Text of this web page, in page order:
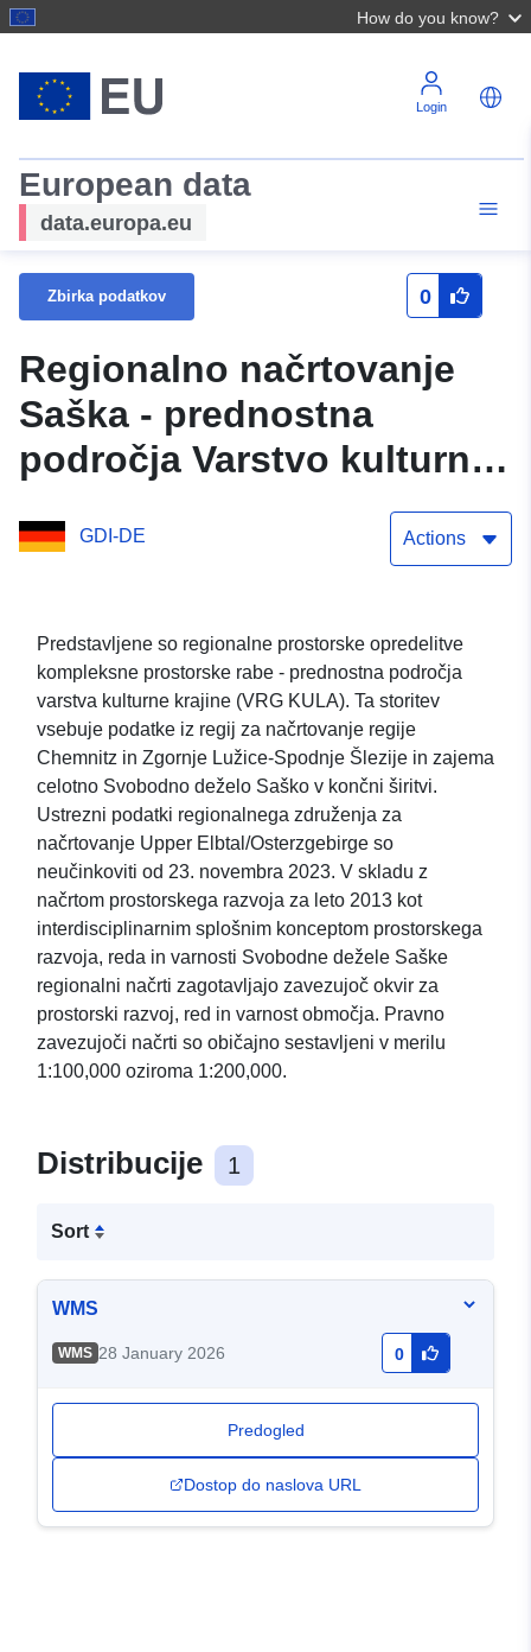
How do you know?
Login
European data
data.europa.eu
Zbirka podatkov 0
Regionalno načrtovanje
Saška - prednostna
področja Varstvo kulturne
GDI-DE Actions
Predstavljene so regionalne prostorske opredelitve
kompleksne prostorske rabe - prednostna področja
varstva kulturne krajine (VRG KULA). Ta storitev
vsebuje podatke iz regij za načrtovanje regije
Chemnitz in Zgornje Lužice-Spodnje Šlezije in zajema
celotno Svobodno deželo Saško v končni širitvi.
Ustrezni podatki regionalnega združenja za
načrtovanje Upper Elbtal/Osterzgebirge so
neučinkoviti od 23. novembra 2023. V skladu z
načrtom prostorskega razvoja za leto 2013 kot
interdisciplinarnim splošnim konceptom prostorskega
razvoja, reda in varnosti Svobodne dežele Saške
regionalni načrti zagotavljajo zavezujoč okvir za
prostorski razvoj, red in varnost območja. Pravno
zavezujoči načrti so običajno sestavljeni v merilu
1:100,000 oziroma 1:200,000.
Distribucije 1
Sort
WMS
WMS 28 January 2026 0
Predogled
Dostop do naslova URL